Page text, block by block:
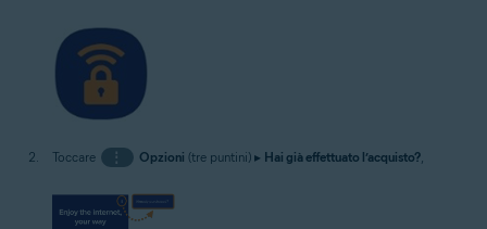
Toccare ⋮ Opzioni (tre puntini) ▸ Hai già effettuato l’acquisto?,